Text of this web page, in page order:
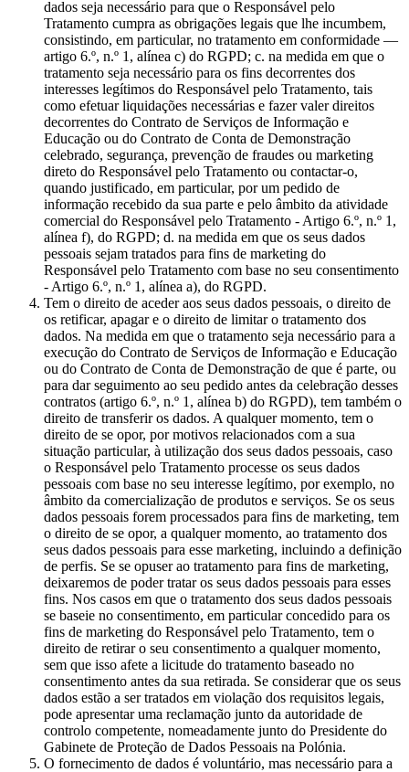
dados seja necessário para que o Responsável pelo
Tratamento cumpra as obrigações legais que lhe incumbem,
consistindo, em particular, no tratamento em conformidade —
artigo 6.º, n.º 1, alínea c) do RGPD; c. na medida em que o
tratamento seja necessário para os fins decorrentes dos
interesses legítimos do Responsável pelo Tratamento, tais
como efetuar liquidações necessárias e fazer valer direitos
decorrentes do Contrato de Serviços de Informação e
Educação ou do Contrato de Conta de Demonstração
celebrado, segurança, prevenção de fraudes ou marketing
direto do Responsável pelo Tratamento ou contactar-o,
quando justificado, em particular, por um pedido de
informação recebido da sua parte e pelo âmbito da atividade
comercial do Responsável pelo Tratamento - Artigo 6.º, n.º 1,
alínea f), do RGPD; d. na medida em que os seus dados
pessoais sejam tratados para fins de marketing do
Responsável pelo Tratamento com base no seu consentimento
- Artigo 6.º, n.º 1, alínea a), do RGPD.
Tem o direito de aceder aos seus dados pessoais, o direito de
os retificar, apagar e o direito de limitar o tratamento dos
dados. Na medida em que o tratamento seja necessário para a
execução do Contrato de Serviços de Informação e Educação
ou do Contrato de Conta de Demonstração de que é parte, ou
para dar seguimento ao seu pedido antes da celebração desses
contratos (artigo 6.º, n.º 1, alínea b) do RGPD), tem também o
direito de transferir os dados. A qualquer momento, tem o
direito de se opor, por motivos relacionados com a sua
situação particular, à utilização dos seus dados pessoais, caso
o Responsável pelo Tratamento processe os seus dados
pessoais com base no seu interesse legítimo, por exemplo, no
âmbito da comercialização de produtos e serviços. Se os seus
dados pessoais forem processados para fins de marketing, tem
o direito de se opor, a qualquer momento, ao tratamento dos
seus dados pessoais para esse marketing, incluindo a definição
de perfis. Se se opuser ao tratamento para fins de marketing,
deixaremos de poder tratar os seus dados pessoais para esses
fins. Nos casos em que o tratamento dos seus dados pessoais
se baseie no consentimento, em particular concedido para os
fins de marketing do Responsável pelo Tratamento, tem o
direito de retirar o seu consentimento a qualquer momento,
sem que isso afete a licitude do tratamento baseado no
consentimento antes da sua retirada. Se considerar que os seus
dados estão a ser tratados em violação dos requisitos legais,
pode apresentar uma reclamação junto da autoridade de
controlo competente, nomeadamente junto do Presidente do
Gabinete de Proteção de Dados Pessoais na Polónia.
O fornecimento de dados é voluntário, mas necessário para a